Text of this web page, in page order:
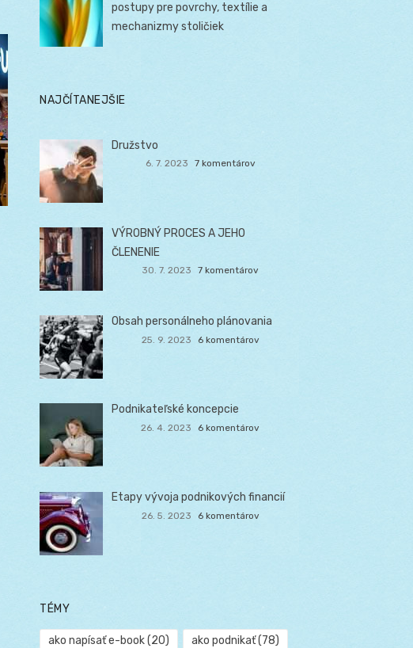
postupy pre povrchy, textílie a
mechanizmy stoličiek
NAJČÍTANEJŠIE
Družstvo
6. 7. 2023 7 komentárov
VÝROBNÝ PROCES A JEHO
ČLENENIE
30. 7. 2023 7 komentárov
Obsah personálneho plánovania
25. 9. 2023 6 komentárov
Podnikateľské koncepcie
26. 4. 2023 6 komentárov
Etapy vývoja podnikových financií
26. 5. 2023 6 komentárov
TÉMY
ako napísať e-book(20) ako podnikať(78)